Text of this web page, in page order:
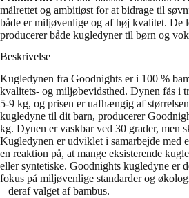
målrettet og ambitiøst for at bidrage til
både er miljøvenlige og af høj kvalitet. De
producerer både kugledyner til børn og
Beskrivelse
Kugledynen fra Goodnights er i 100 %
kvalitets- og miljøbevidsthed. Dynen fås i
5-9 kg, og prisen er uafhængig af
kugledyne til dit barn, producerer
kg. Dynen er vaskbar ved 30 grader, men
Kugledynen er udviklet i samarbejde med
en reaktion på, at mange eksisterende
eller syntetiske. Goodnights kugledyne er
fokus på miljøvenlige standarder og
– deraf valget af bambus.